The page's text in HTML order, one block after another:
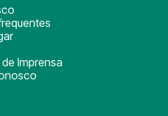
Imprensa